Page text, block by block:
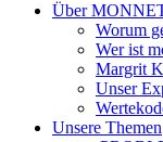
Über
Worum
Wer ist
Margrit
Unser
Unsere Themen